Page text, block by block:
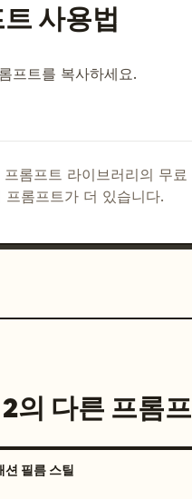
사용법
프트를 복사하세요.
롬프트 라이브러리의 무
프롬프트가 더 있습니다.
의 다른 프롬
션 필름 스틸